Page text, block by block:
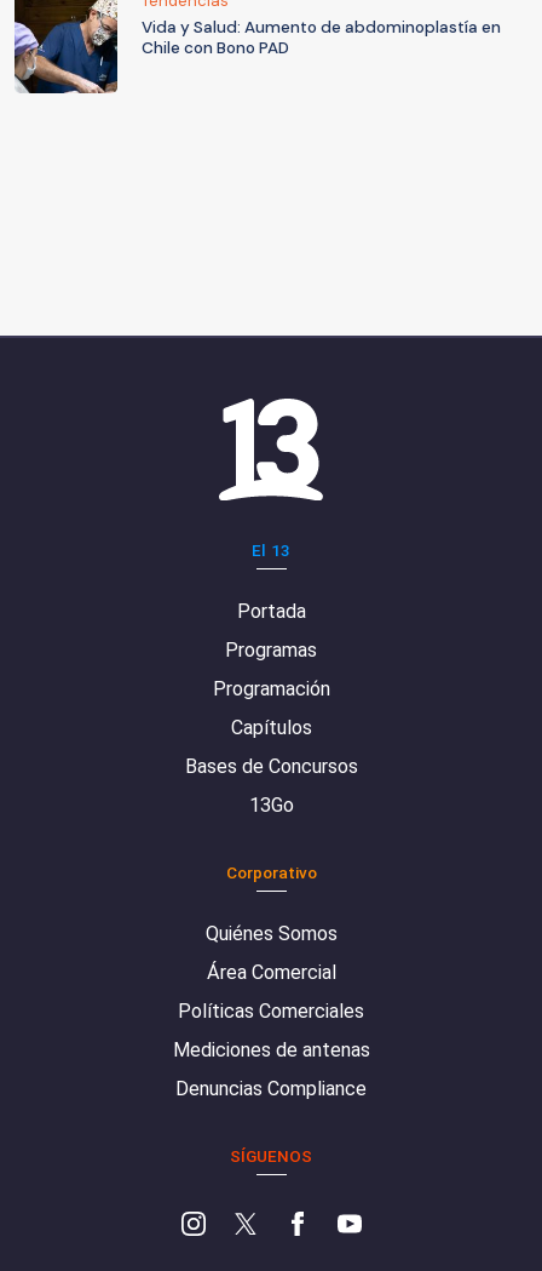
Vida y Salud: Aumento de abdominoplastía en
Chile con Bono PAD
El 13
Portada
Programas
Programación
Capítulos
Bases de Concursos
13Go
Corporativo
Quiénes Somos
Área Comercial
Políticas Comerciales
Mediciones de antenas
Denuncias Compliance
SÍGUENOS